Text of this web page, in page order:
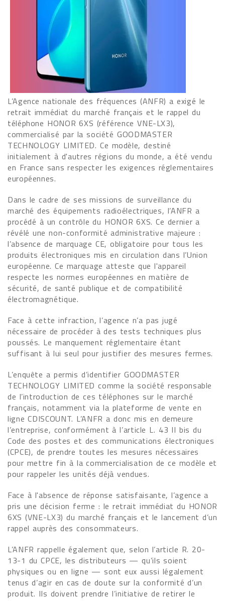
L’Agence nationale des fréquences (ANFR) a exigé le
retrait immédiat du marché français et le rappel du
téléphone HONOR 6XS (référence VNE-LX3),
commercialisé par la société GOODMASTER
TECHNOLOGY LIMITED. Ce modèle, destiné
initialement à d'autres régions du monde, a été vendu
en France sans respecter les exigences réglementaires
européennes.
Dans le cadre de ses missions de surveillance du
marché des équipements radioélectriques, l’ANFR a
procédé à un contrôle du HONOR 6XS. Ce dernier a
révélé une non-conformité administrative majeure :
l’absence de marquage CE, obligatoire pour tous les
produits électroniques mis en circulation dans l’Union
européenne. Ce marquage atteste que l'appareil
respecte les normes européennes en matière de
sécurité, de santé publique et de compatibilité
électromagnétique.
Face à cette infraction, l’agence n’a pas jugé
nécessaire de procéder à des tests techniques plus
poussés. Le manquement réglementaire étant
suffisant à lui seul pour justifier des mesures fermes.
L’enquête a permis d’identifier GOODMASTER
TECHNOLOGY LIMITED comme la société responsable
de l’introduction de ces téléphones sur le marché
français, notamment via la plateforme de vente en
ligne CDISCOUNT. L’ANFR a donc mis en demeure
l’entreprise, conformément à l’article L. 43 II bis du
Code des postes et des communications électroniques
(CPCE), de prendre toutes les mesures nécessaires
pour mettre fin à la commercialisation de ce modèle et
pour rappeler les unités déjà vendues.
Face à l'absence de réponse satisfaisante, l’agence a
pris une décision ferme : le retrait immédiat du HONOR
6XS (VNE-LX3) du marché français et le lancement d’un
rappel auprès des consommateurs.
L’ANFR rappelle également que, selon l’article R. 20-
13-1 du CPCE, les distributeurs — qu’ils soient
physiques ou en ligne — sont eux aussi légalement
tenus d’agir en cas de doute sur la conformité d’un
produit. Ils doivent prendre l’initiative de retirer le